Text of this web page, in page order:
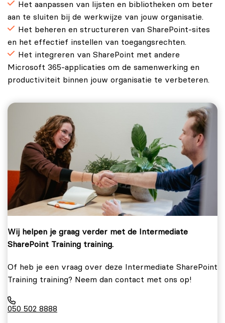
Het aanpassen van lijsten en bibliotheken om beter
aan te sluiten bij de werkwijze van jouw organisatie.
Het beheren en structureren van SharePoint-sites
en het effectief instellen van toegangsrechten.
Het integreren van SharePoint met andere
Microsoft 365-applicaties om de samenwerking en
productiviteit binnen jouw organisatie te verbeteren.
Wij helpen je graag verder met de Intermediate
SharePoint Training training.
Of heb je een vraag over deze Intermediate SharePoint
Training training? Neem dan contact met ons op!
050 502 8888